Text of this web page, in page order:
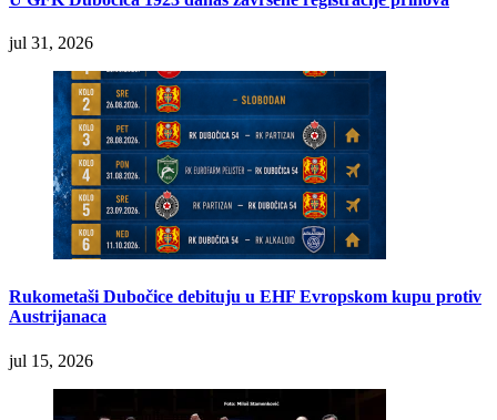
jul 31, 2026
Rukometaši Dubočice debituju u EHF Evropskom kupu protiv
Austrijanaca
jul 15, 2026